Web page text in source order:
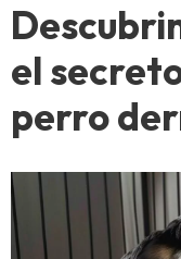
el
perro